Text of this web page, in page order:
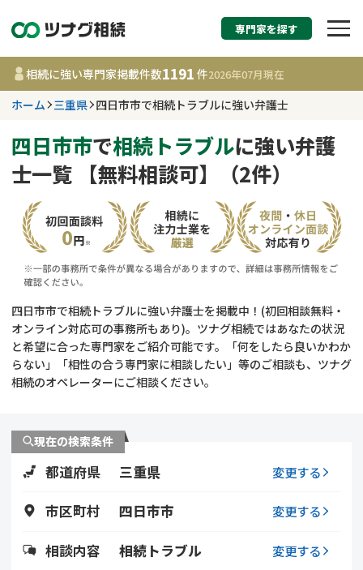
相続税申告・相続手
す
三重県
事務所 1191
相談内容で探す
相続登記
遺留分侵害額請求
相続人調査
コラム
相続手続き
相続登記
専門家を探す
相続に強い専門家掲載件数1191 件2026年07月現在
ホーム 三重県 四日市市で相続トラブルに強い弁護士
四日市市で相続トラブルに強い弁護
士一覧 【無料相談可】（2件）
四日市市で相続トラブルに強い弁護士を掲載中！(初回相談無料・
オンライン対応可の事務所もあり)。ツナグ相続ではあなたの状況
と希望に合った専門家をご紹介可能です。「何をしたら良いかわか
らない」「相性の合う専門家に相談したい」等のご相談も、ツナグ
相続のオペレーターにご相談ください。
現在の検索条件
都道府県 三重県 変更する
市区町村 四日市市 変更する
相談内容 相続トラブル 変更する